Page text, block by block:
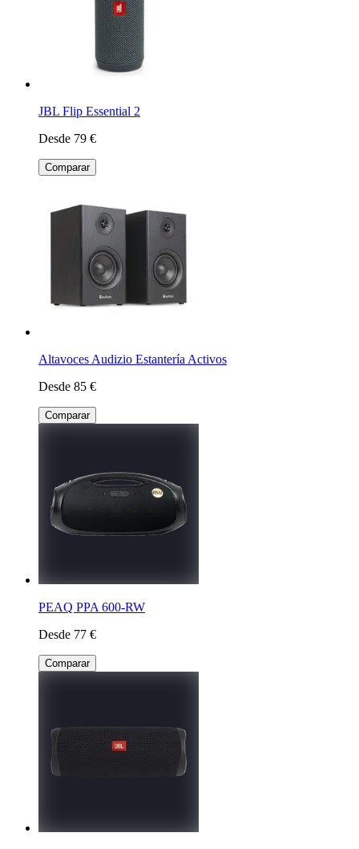
JBL Flip Essential 2
Desde 79 €
Comparar
Altavoces Audizio Estantería Activos
Desde 85 €
Comparar
PEAQ PPA 600-RW
Desde 77 €
Comparar